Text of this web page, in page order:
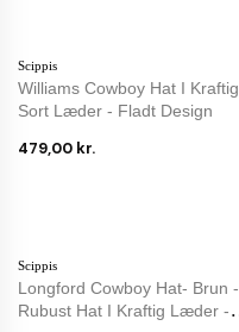
Scippis
Williams Cowboy Hat I Kraftig
Sort Læder - Fladt Design
479,00 kr.
Scippis
Longford Cowboy Hat- Brun -
Rubust Hat I Kraftig Læder -